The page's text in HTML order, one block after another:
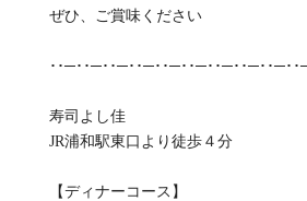
ぜひ、ご賞味ください
･･─･･─･･─･･─･･─･･─･･─･･─･･─･･
寿司よし佳
JR浦和駅東口より徒歩４分
【ディナーコース】